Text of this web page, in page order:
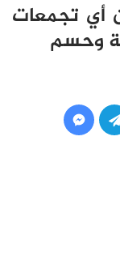
أي تجمعات
وحسم